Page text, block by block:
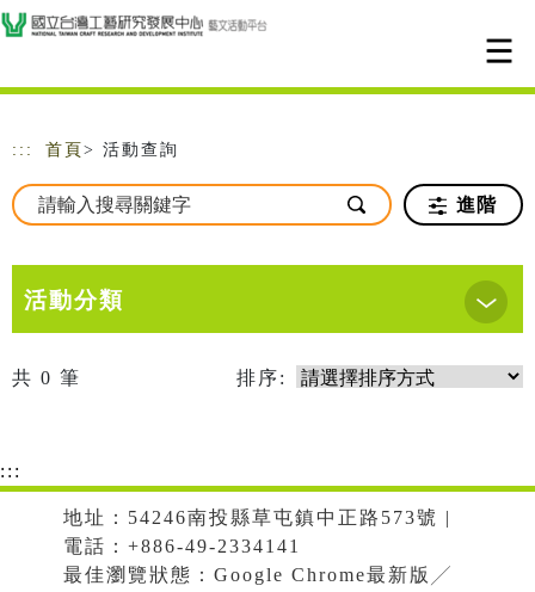
跳到主要內容
網站導覽
::: 首頁 > 活動查詢
進階
活動分類
共 0 筆 排序:
:::
地址：54246南投縣草屯鎮中正路573號 |
電話：+886-49-2334141
最佳瀏覽狀態：Google Chrome最新版╱